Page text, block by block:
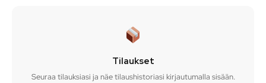
Tilaukset
Seuraa tilauksiasi ja näe tilaushistoriasi kirjautumalla sisään.